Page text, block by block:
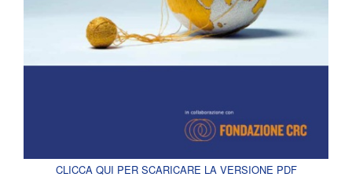
CLICCA QUI PER SCARICARE LA VERSIONE PDF